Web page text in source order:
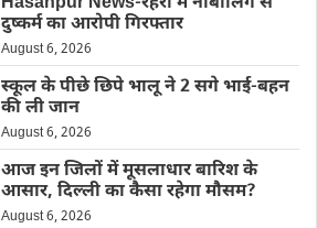
दुष्कर्म का आरोपी गिरफ्तार
August 6, 2026
स्कूल के पीछे छिपे भालू ने 2 सगे भाई-बहन
की ली जान
August 6, 2026
आज इन जिलों में मूसलाधार बारिश के
आसार, दिल्ली का कैसा रहेगा मौसम?
August 6, 2026